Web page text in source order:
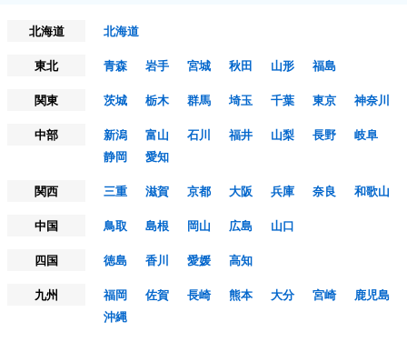
北海道
北海道
東北
青森 岩手 宮城 秋田 山形
福島
関東
茨城 栃木 群馬 埼玉 千葉 東京
神奈川
中部
新潟 富山 石川 福井 山梨 長野
岐阜
静岡
愛知
関西
三重 滋賀 京都 大阪 兵庫 奈良
和歌山
中国
鳥取 島根 岡山 広島
山口
四国
徳島 香川 愛媛
高知
九州
福岡 佐賀 長崎 熊本 大分 宮崎
鹿児島
沖縄